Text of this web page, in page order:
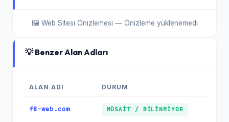
🖼️ Web Sitesi Önizlemesi — Önizleme yüklenemedi
💡 Benzer Alan Adları
ALAN ADI DURUM
f8-web.com MÜSAIT / BILINMIYOR